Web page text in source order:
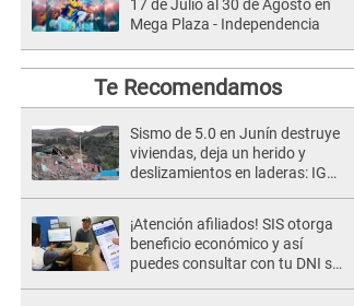
17 de Julio al 30 de Agosto en
Mega Plaza - Independencia
Te Recomendamos
Sismo de 5.0 en Junín destruye
viviendas, deja un herido y
deslizamientos en laderas: IGP
¡Atención afiliados! SIS otorga
beneficio económico y así
puedes consultar con tu DNI si